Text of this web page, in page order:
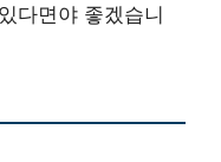
다면야 좋겠습니